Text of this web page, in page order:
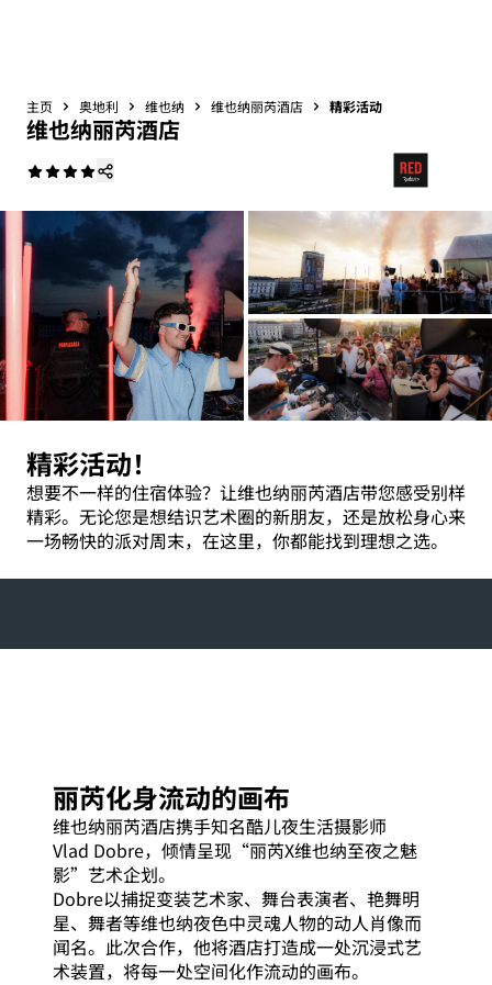
主页 奥地利 维也纳 维也纳丽芮酒店 精彩活动
维也纳丽芮酒店
精彩活动！
想要不一样的住宿体验？让维也纳丽芮酒店带您感受别样
精彩。无论您是想结识艺术圈的新朋友，还是放松身心来
一场畅快的派对周末，在这里，你都能找到理想之选。
丽芮化身流动的画布
维也纳丽芮酒店携手知名酷儿夜生活摄影师
Vlad Dobre，倾情呈现“丽芮X维也纳至夜之魅
影”艺术企划。
Dobre以捕捉变装艺术家、舞台表演者、艳舞明
星、舞者等维也纳夜色中灵魂人物的动人肖像而
闻名。此次合作，他将酒店打造成一处沉浸式艺
术装置，将每一处空间化作流动的画布。